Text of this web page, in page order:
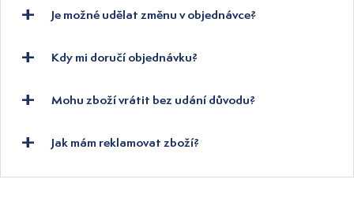
Je možné udělat změnu v objednávce?
Kdy mi doručí objednávku?
Mohu zboží vrátit bez udání důvodu?
Jak mám reklamovat zboží?